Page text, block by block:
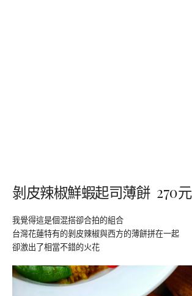
剝皮辣椒鮮蝦起司薄餅 270元
我覺得這是個混搭卻合拍的組合
台灣花蓮特有的剝皮辣椒與西方的薄餅拼在一起
卻激出了相當不錯的火花